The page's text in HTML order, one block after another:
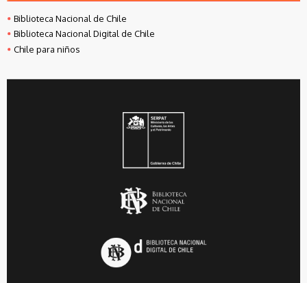
Biblioteca Nacional de Chile
Biblioteca Nacional Digital de Chile
Chile para niños